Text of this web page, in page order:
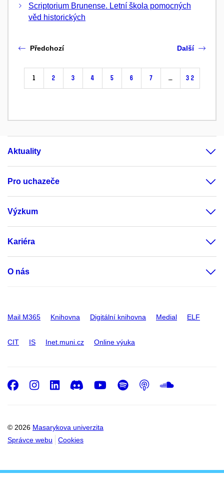
Scriptorium Brunense. Letní škola pomocných
věd historických
Předchozí
1 2 3 4 5 6 7 … 32
Další
Aktuality
Pro uchazeče
Výzkum
Kariéra
O nás
Mail M365 Knihovna Digitální knihovna Medial ELF
CIT IS Inet.muni.cz Online výuka
© 2026 Masarykova univerzita
Správce webu
Cookies
Facebook
Instagram
LinkedIn
DiscordYoutube
Spotify
Podcast